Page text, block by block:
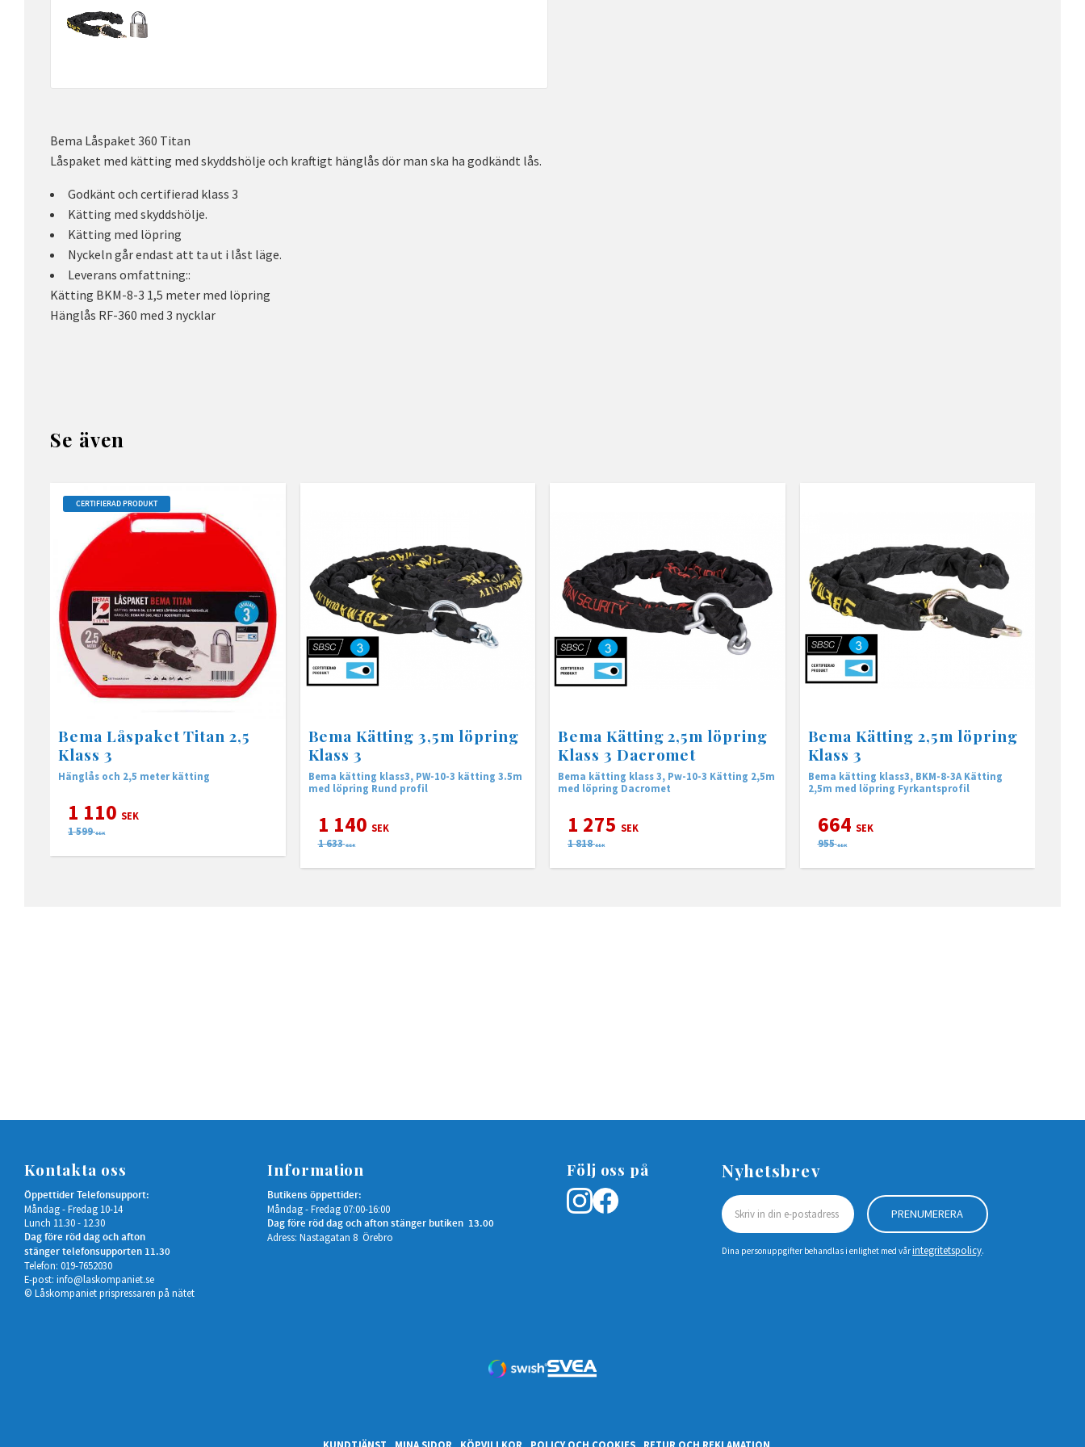
Bema Låspaket 360 Titan
Låspaket med kätting med skyddshölje och kraftigt hänglås dör man ska ha godkändt lås.
Godkänt och certifierad klass 3
Kätting med skyddshölje.
Kätting med löpring
Nyckeln går endast att ta ut i låst läge.
Leverans omfattning::
Kätting BKM-8-3 1,5 meter med löpring
Hänglås RF-360 med 3 nycklar
Se även
Bema Låspaket Titan 2,5
Klass 3
Hänglås och 2,5 meter kätting
1 110 SEK
1 599 SEK
CERTIFIERAD PRODUKT
Bema Kätting 3,5m löpring
Klass 3
Bema kätting klass3, PW-10-3 kätting 3.5m
med löpring Rund profil
1 140 SEK
1 633 SEK
Bema Kätting 2,5m löpring
Klass 3 Dacromet
Bema kätting klass 3, Pw-10-3 Kätting 2,5m
med löpring Dacromet
1 275 SEK
1 818 SEK
Bema Kätting 2,5m löpring
Klass 3
Bema kätting klass3, BKM-8-3A Kätting
2,5m med löpring Fyrkantsprofil
664 SEK
955 SEK
Kontakta oss
Öppettider Telefonsupport:
Måndag - Fredag 10-14
Lunch 11.30 - 12.30
Dag före röd dag och afton
stänger telefonsupporten 11.30
Telefon: 019-7652030
E-post: info@laskompaniet.se
© Låskompaniet prispressaren på nätet
Information
Butikens öppettider:
Måndag - Fredag 07:00-16:00
Dag före röd dag och afton stänger butiken 13.00
Adress: Nastagatan 8 Örebro
Följ oss på Nyhetsbrev
PRENUMERERA
Dina personuppgifter behandlas i enlighet med vårintegritetspolicy.